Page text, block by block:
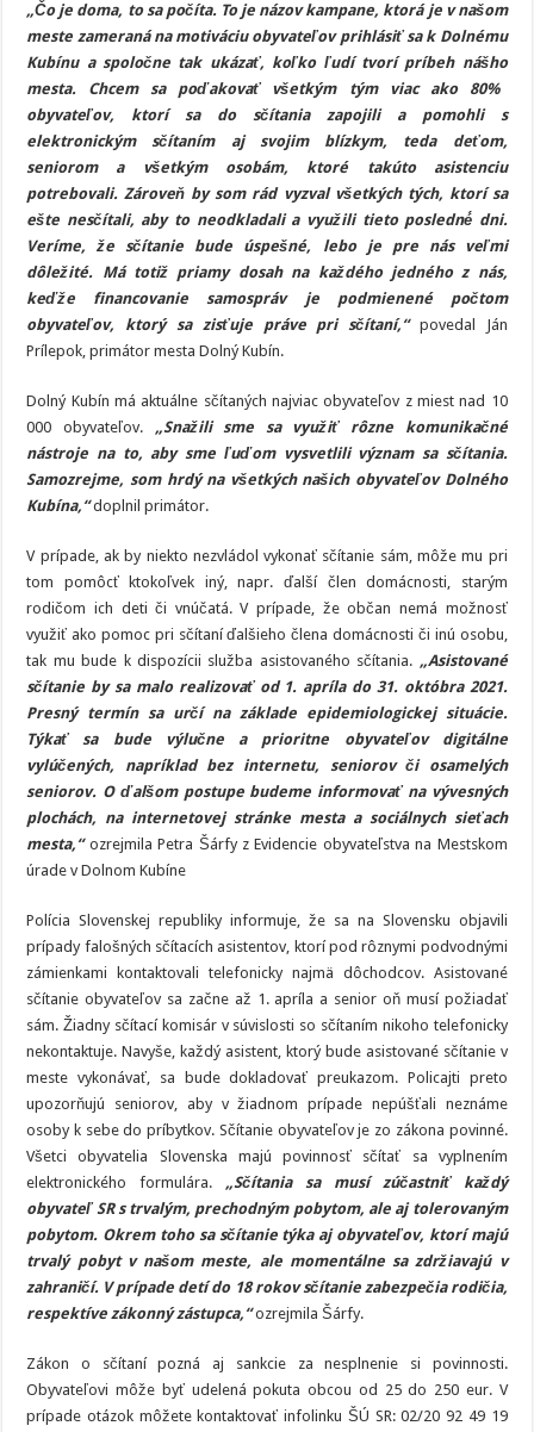
„Čo je doma, to sa počíta. To je názov kampane, ktorá je v našom
meste zameraná na motiváciu obyvateľov prihlásiť sa k Dolnému
Kubínu a spoločne tak ukázať, koľko ľudí tvorí príbeh nášho
mesta. Chcem sa poďakovať všetkým tým viac ako 80%
obyvateľov, ktorí sa do sčítania zapojili a pomohli s
elektronickým sčítaním aj svojim blízkym, teda deťom,
seniorom a všetkým osobám, ktoré takúto asistenciu
potrebovali. Zároveň by som rád vyzval všetkých tých, ktorí sa
ešte nesčítali, aby to neodkladali a využili tieto posledné́ dni.
Veríme,že sčítanie bude úspešné, lebo je pre nás veľmi
dôležité. Má totiž priamy dosah na každého jedného z nás,
keďže financovanie samospráv je podmienené počtom
obyvateľov, ktorý sa zisťuje práve pri sčítaní,“povedal Ján
Prílepok, primátor mesta Dolný Kubín.
Dolný Kubín má aktuálne sčítaných najviac obyvateľov z miest nad 10
000 obyvateľov. „Snažili sme sa využiť rôzne komunikačné
nástroje na to, aby sme ľuďom vysvetlili význam sa sčítania.
Samozrejme, som hrdý na všetkých našich obyvateľov Dolného
Kubína,“doplnil primátor.
V prípade, ak by niekto nezvládol vykonať sčítanie sám, môže mu pri
tom pomôcť ktokoľvek iný, napr. ďalší člen domácnosti, starým
rodičom ich deti či vnúčatá. V prípade, že občan nemá možnosť
využiť ako pomoc pri sčítaní ďalšieho člena domácnosti či inú osobu,
tak mu bude k dispozícii služba asistovaného sčítania. „Asistované
sčítanie by sa malo realizovať od 1. apríla do 31. októbra 2021.
Presný termín sa určí na základe epidemiologickej situácie.
Týkať sa bude výlučne a prioritne obyvateľov digitálne
vylúčených, napríklad bez internetu, seniorov či osamelých
seniorov. O ďalšom postupe budeme informovať na vývesných
plochách, na internetovej stránke mesta a sociálnych sieťach
mesta,“ ozrejmila Petra Šárfy z Evidencie obyvateľstva na Mestskom
úrade v Dolnom Kubíne
Polícia Slovenskej republiky informuje, že sa na Slovensku objavili
prípady falošných sčítacích asistentov, ktorí pod rôznymi podvodnými
zámienkami kontaktovali telefonicky najmä dôchodcov. Asistované
sčítanie obyvateľov sa začne až 1. apríla a senior oň musí požiadať
sám. Žiadny sčítací komisár v súvislosti so sčítaním nikoho telefonicky
nekontaktuje. Navyše, každý asistent, ktorý bude asistované sčítanie v
meste vykonávať, sa bude dokladovať preukazom. Policajti preto
upozorňujú seniorov, aby v žiadnom prípade nepúšťali neznáme
osoby k sebe do príbytkov. Sčítanie obyvateľov je zo zákona povinné.
Všetci obyvatelia Slovenska majú povinnosť sčítať sa vyplnením
elektronického formulára. „Sčítania sa musí zúčastniť každý
obyvateľ SR s trvalým, prechodným pobytom, ale aj tolerovaným
pobytom. Okrem toho sa sčítanie týka aj obyvateľov, ktorí majú
trvalý pobyt v našom meste, ale momentálne sa zdržiavajú v
zahraničí. V prípade detí do 18 rokov sčítanie zabezpečia rodičia,
respektíve zákonný zástupca,“ozrejmila Šárfy.
Zákon o sčítaní pozná aj sankcie za nesplnenie si povinnosti.
Obyvateľovi môže byť udelená pokuta obcou od 25 do 250 eur. V
prípade otázok môžete kontaktovať infolinku ŠÚ SR: 02/20 92 49 19